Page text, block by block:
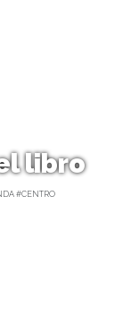
libro
#CENTRO